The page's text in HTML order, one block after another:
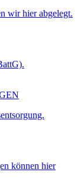
wir hier abgelegt.
können hier